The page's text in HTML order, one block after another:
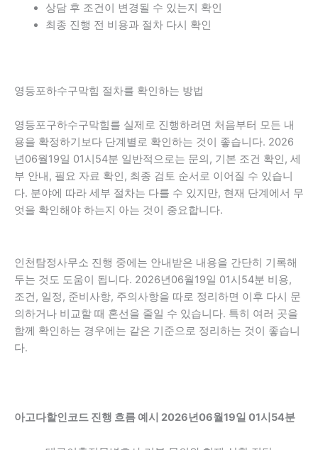
상담 후 조건이 변경될 수 있는지 확인
최종 진행 전 비용과 절차 다시 확인
영등포하수구막힘 절차를 확인하는 방법
영등포구하수구막힘를 실제로 진행하려면 처음부터 모든 내
용을 확정하기보다 단계별로 확인하는 것이 좋습니다. 2026
년06월19일 01시54분 일반적으로는 문의, 기본 조건 확인, 세
부 안내, 필요 자료 확인, 최종 검토 순서로 이어질 수 있습니
다. 분야에 따라 세부 절차는 다를 수 있지만, 현재 단계에서 무
엇을 확인해야 하는지 아는 것이 중요합니다.
인천탐정사무소 진행 중에는 안내받은 내용을 간단히 기록해
두는 것도 도움이 됩니다. 2026년06월19일 01시54분 비용,
조건, 일정, 준비사항, 주의사항을 따로 정리하면 이후 다시 문
의하거나 비교할 때 혼선을 줄일 수 있습니다. 특히 여러 곳을
함께 확인하는 경우에는 같은 기준으로 정리하는 것이 좋습니
다.
아고다할인코드 진행 흐름 예시 2026년06월19일 01시54분